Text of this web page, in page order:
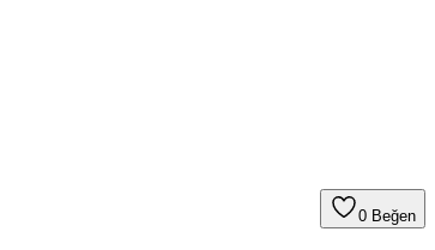
0 Beğen